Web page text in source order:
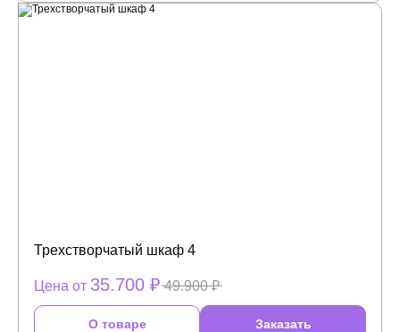
Трехстворчатый шкаф 4
Цена от 35.700 ₽ 49.900 ₽
О товаре Заказать